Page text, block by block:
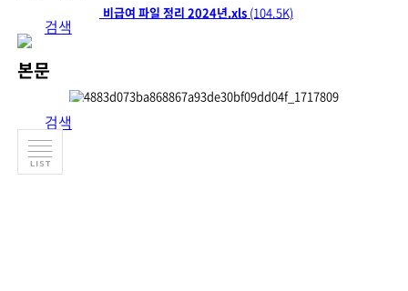
위례삼성 비급여 파일 정리 2024년.xls(104.5K)
검색
본문
검색